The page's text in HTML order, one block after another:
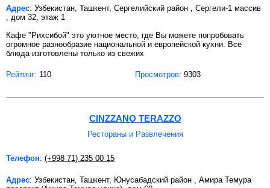
Адрес: Узбекистан, Ташкент, Сергелийский район , Сергели-1 массив
, дом 32, этаж 1
Кафе "Рихсибой" это уютное место, где Вы можете попробовать
огромное разнообразие национальной и европейской кухни. Все
блюда изготовлены только из свежих
Рейтинг: 110 Просмотров: 9303
CINZZANO TERAZZO
Рестораны и Развлечения
Телефон: (+998 71) 235 00 15
Адрес: Узбекистан, Ташкент, Юнусабадский район , Амира Темура